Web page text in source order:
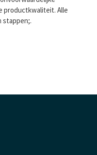
productkwaliteit. Alle
stappen;.